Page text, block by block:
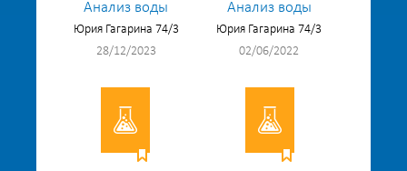
Анализ воды
Юрия Гагарина 74/3
28/12/2023
Анализ воды
Юрия Гагарина 74/3
02/06/2022